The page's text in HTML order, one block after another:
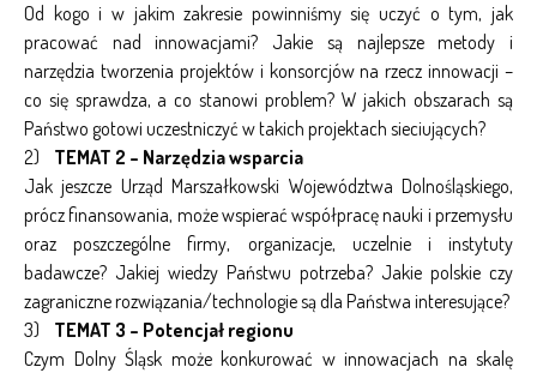
Od kogo i w jakim zakresie powinniśmy się uczyć o tym, jak
pracować nad innowacjami? Jakie są najlepsze metody i
narzędzia tworzenia projektów i konsorcjów na rzecz innowacji –
co się sprawdza, a co stanowi problem? W jakich obszarach są
Państwo gotowi uczestniczyć w takich projektach sieciujących?
2) TEMAT 2 – Narzędzia wsparcia
Jak jeszcze Urząd Marszałkowski Województwa Dolnośląskiego,
prócz finansowania, może wspierać współpracę nauki i przemysłu
oraz poszczególne firmy, organizacje, uczelnie i instytuty
badawcze? Jakiej wiedzy Państwu potrzeba? Jakie polskie czy
zagraniczne rozwiązania/technologie są dla Państwa interesujące?
3) TEMAT 3 – Potencjał regionu
Czym Dolny Śląsk może konkurować w innowacjach na skalę